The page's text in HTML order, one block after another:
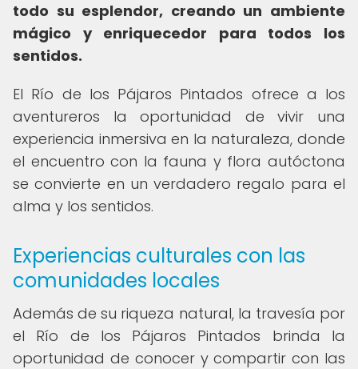
todo su esplendor, creando un ambiente
mágico y enriquecedor para todos los
sentidos.
El Río de los Pájaros Pintados ofrece a los
aventureros la oportunidad de vivir una
experiencia inmersiva en la naturaleza, donde
el encuentro con la fauna y flora autóctona
se convierte en un verdadero regalo para el
alma y los sentidos.
Experiencias culturales con las
comunidades locales
Además de su riqueza natural, la travesía por
el Río de los Pájaros Pintados brinda la
oportunidad de conocer y compartir con las